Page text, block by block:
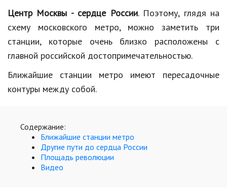
Красота и здоровье
Hi-Tech. Интернет
Авто, мото
Дом и сад
Спорт и фитнес
Психология и отношения
Творчество и рукоделие
Центр Москвы - сердце России. Поэтому, глядя на
схему московского метро, можно заметить три
станции, которые очень близко расположены с
главной российской достопримечательностью.
Ближайшие станции метро имеют пересадочные
контуры между собой.
Содержание:
Ближайшие станции метро
Другие пути до сердца России
Площадь революции
Видео